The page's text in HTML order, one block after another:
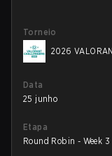
Torneio
2026
Data
25 junho
Etapa
Round Robin - Week 3